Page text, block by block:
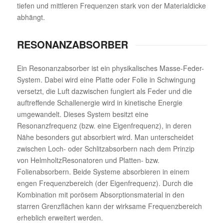
tiefen und mittleren Frequenzen stark von der Materialdicke
abhängt.
RESONANZABSORBER
Ein Resonanzabsorber ist ein physikalisches Masse-Feder-
System. Dabei wird eine Platte oder Folie in Schwingung
versetzt, die Luft dazwischen fungiert als Feder und die
auftreffende Schallenergie wird in kinetische Energie
umgewandelt. Dieses System besitzt eine
Resonanzfrequenz (bzw. eine Eigenfrequenz), in deren
Nähe besonders gut absorbiert wird. Man unterscheidet
zwischen Loch- oder Schlitzabsorbern nach dem Prinzip
von HelmholtzResonatoren und Platten- bzw.
Folienabsorbern. Beide Systeme absorbieren in einem
engen Frequenzbereich (der Eigenfrequenz). Durch die
Kombination mit porösem Absorptionsmaterial in den
starren Grenzflächen kann der wirksame Frequenzbereich
erheblich erweitert werden.